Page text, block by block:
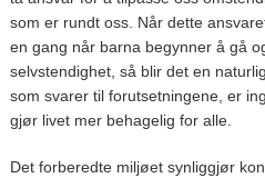
som er rundt oss. Når dette
en gang når barna begynner å gå
selvstendighet, så blir det en
som svarer til forutsetningene, er
gjør livet mer behagelig for alle.
Det forberedte miljøet synliggjør